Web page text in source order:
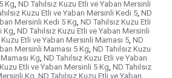
Kg ND Tahılsız Kuzu Etli ve Yaban Mersinli
Kuzu Etli ve Yaban Mersinli Kedi 5 ND
Mersinli Kedi 5 Kg ND Tahılsız Kuzu Etli
Kg ND Tahılsız Kuzu Etli ve Yaban Mersinli
Kuzu Etli ve Yaban Mersinli Maması 5 ND
Mersinli Maması 5 Kg ND Tahılsız Kuzu
Kg ND Tahılsız Kuzu Etli ve Yaban
Kuzu Etli ve Yaban Mersinli 5 Kg ND Tahılsız
Kg ND Tahılsız Kuzu Etli ve Yaban